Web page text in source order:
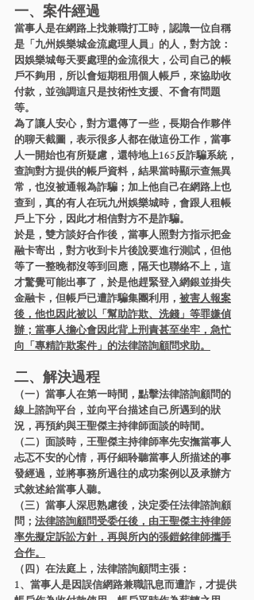
一、案件經過
當事人是在網路上找兼職打工時，認識一位自稱
是「九州娛樂城金流處理人員」的人，對方說：
因娛樂城每天要處理的金流很大，公司自己的帳
戶不夠用，所以會短期租用個人帳戶，來協助收
付款，並強調這只是技術性支援、不會有問題
等。
為了讓人安心，對方還傳了一些，長期合作夥伴
的聊天截圖，表示很多人都在做這份工作，當事
人一開始也有所疑慮，還特地上165反詐騙系統，
查詢對方提供的帳戶資料，結果當時顯示查無異
常，也沒被通報為詐騙；加上他自己在網路上也
查到，真的有人在玩九州娛樂城時，會跟人租帳
戶上下分，因此才相信對方不是詐騙。
於是，雙方談好合作後，當事人照對方指示把金
融卡寄出，對方收到卡片後說要進行測試，但他
等了一整晚都沒等到回應，隔天也聯絡不上，這
才驚覺可能出事了，於是他趕緊登入網銀並掛失
金融卡，但帳戶已遭詐騙集團利用， 被害人報案
後，他也因此被以「幫助詐欺、洗錢」等罪嫌偵
辦；當事人擔心會因此背上刑責甚至坐牢，急忙
向「專精詐欺案件」的法律諮詢顧問求助。
二、解決過程
（一）當事人在第一時間，點擊法律諮詢顧問的
線上諮詢平台，並向平台描述自己所遇到的狀
況，再預約與王聖傑主持律師面談的時間。
（二）面談時，王聖傑主持律師率先安撫當事人
忐忑不安的心情，再仔細聆聽當事人所描述的事
發經過，並將事務所過往的成功案例以及承辦方
式敘述給當事人聽。
（三）當事人深思熟慮後，決定委任法律諮詢顧
問； 法律諮詢顧問受委任後，由王聖傑主持律師
率先擬定訴訟方針，再與所內的張鎧銘律師攜手
合作。
（四）在法庭上，法律諮詢顧問主張：
1、當事人是因誤信網路兼職訊息而遭詐，才提供